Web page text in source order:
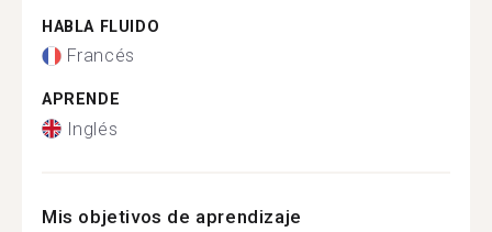
HABLA FLUIDO
Francés
APRENDE
Inglés
Mis objetivos de aprendizaje